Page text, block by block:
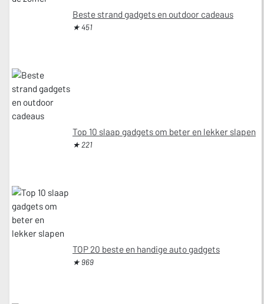
Beste strand gadgets en outdoor cadeaus
★ 451
Top 10 slaap gadgets om beter en lekker slapen
★ 221
TOP 20 beste en handige auto gadgets
★ 969